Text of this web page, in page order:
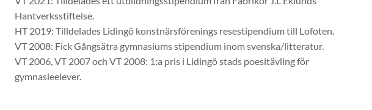
Hantverksstiftelse.
HT 2019: Tilldelades Lidingö konstnärsförenings resestipendium till Lofoten.
VT 2008: Fick Gångsätra gymnasiums stipendium inom svenska/litteratur.
VT 2006, VT 2007 och VT 2008: 1:a pris i Lidingö stads poesitävling för
gymnasieelever.